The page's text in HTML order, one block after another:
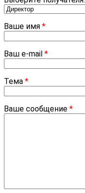
Ваше имя *
Ваш e-mail *
Тема *
Ваше сообщение *